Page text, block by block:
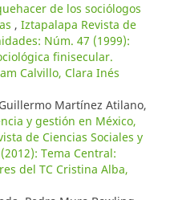
de los sociólogos
, Iztapalapa Revista de
Núm. 47 (1999):
finisecular.
Calvillo, Clara Inés
Martínez Atilano,
y gestión en México,
de Ciencias Sociales y
Tema Central:
del TC Cristina Alba,